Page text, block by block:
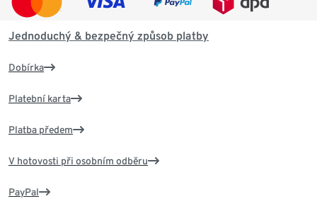
Jednoduchý & bezpečný způsob platby
Dobírka
Platební karta
Platba předem
V hotovosti při osobním odběru
PayPal